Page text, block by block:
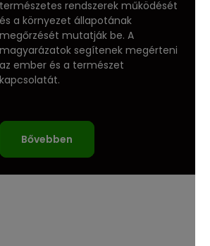
természetes rendszerek működését
és a környezet állapotának
megőrzését mutatják be. A
magyarázatok segítenek megérteni
az ember és a természet
kapcsolatát.
Bővebben